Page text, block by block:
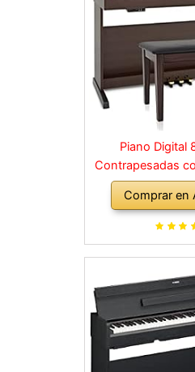
Piano Digital
Contrapesadas
Madera y 3
Comprar en